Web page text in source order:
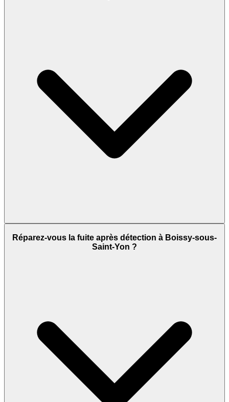
Réparez-vous la fuite après détection à Boissy-sous-
Saint-Yon ?